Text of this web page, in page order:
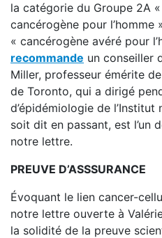
la catégorie du Groupe 2A
cancérogène pour l’homme
« cancérogène avéré pour
recommande un conseiller
Miller, professeur émérite
de Toronto, qui a dirigé
d’épidémiologie de
soit dit en passant, est l’un
notre lettre.
PREUVE D’ASSSURANCE
Évoquant le lien cancer-
notre lettre ouverte à
la solidité de la preuve